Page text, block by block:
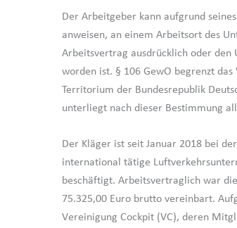
Der Arbeitgeber kann aufgrund
anweisen, an einem Arbeitsort des
Arbeitsvertrag ausdrücklich oder den
worden ist. § 106 GewO begrenzt
Territorium der Bundesrepublik
unterliegt nach dieser Bestimmung
Der Kläger ist seit Januar 2018 bei
international tätige
beschäftigt. Arbeitsvertraglich war
75.325,00 Euro brutto vereinbart.
Vereinigung Cockpit (VC), deren